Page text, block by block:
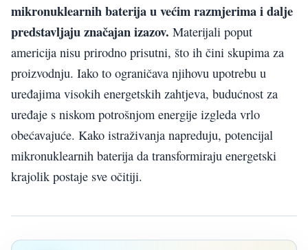
mikronuklearnih baterija u većim razmjerima i dalje
predstavljaju značajan izazov. Materijali poput
americija nisu prirodno prisutni, što ih čini skupima za
proizvodnju. Iako to ograničava njihovu upotrebu u
uređajima visokih energetskih zahtjeva, budućnost za
uređaje s niskom potrošnjom energije izgleda vrlo
obećavajuće. Kako istraživanja napreduju, potencijal
mikronuklearnih baterija da transformiraju energetski
krajolik postaje sve očitiji.